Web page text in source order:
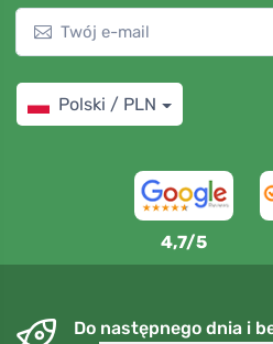
Polski / PLN
4,7/5
Do następnego dnia i